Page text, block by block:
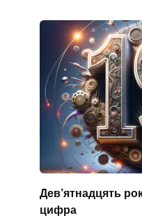
Дев’ятнадцять
цифра